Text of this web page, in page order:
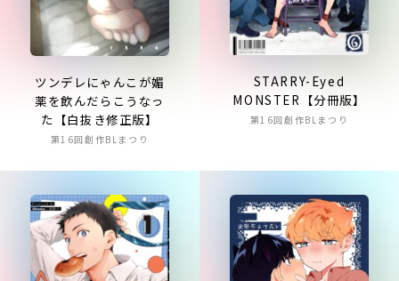
ツンデレにゃんこが媚
薬を飲んだらこうなっ
た【白抜き修正版】
第16回創作BLまつり
STARRY-Eyed
MONSTER【分冊版】
第16回創作BLまつり